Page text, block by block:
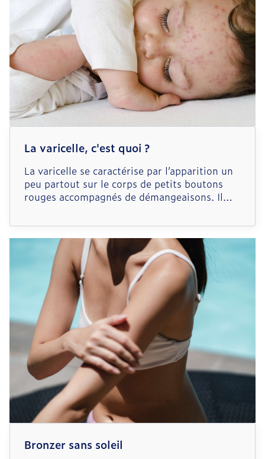
La varicelle, c'est quoi ?
La varicelle se caractérise par l’apparition un
peu partout sur le corps de petits boutons
rouges accompagnés de démangeaisons. Il
contagieuse due au virus varicelle-zona, que
pratiquement tout le monde contracte dans
ses premières années de vie ; c’est
typiquement une maladie d’enfance.
Bronzer sans soleil